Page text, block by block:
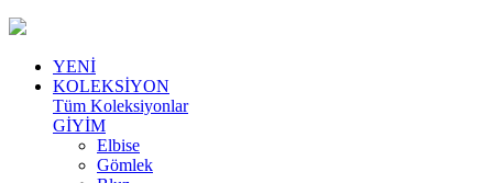
YENİ
KOLEKSİYON
Tüm Koleksiyonlar
GİYİM
Elbise
Gömlek